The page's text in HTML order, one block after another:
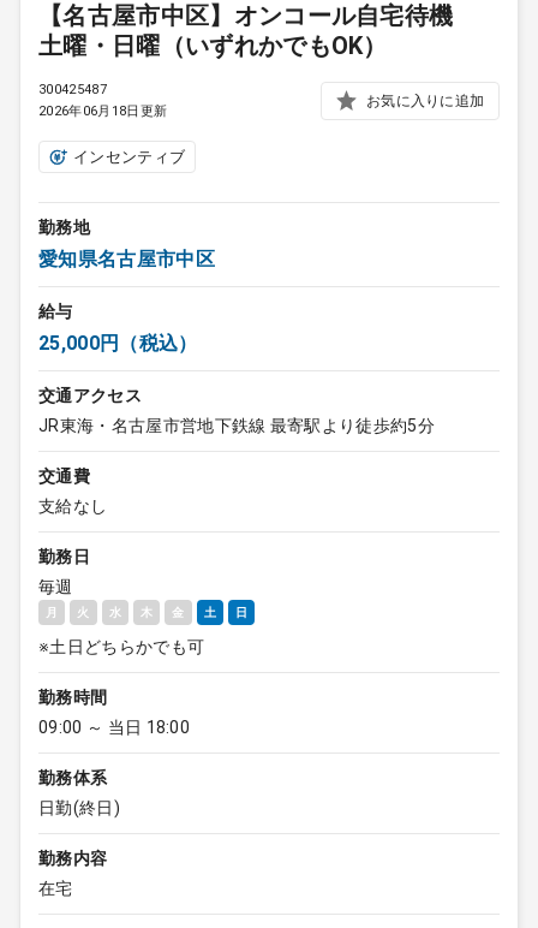
【名古屋市中区】オンコール自宅待機
土曜・日曜（いずれかでもOK）
300425487
2026年06月18日更新
お気に入りに追加
インセンティブ
勤務地
愛知県名古屋市中区
給与
25,000円（税込）
交通アクセス
JR東海・名古屋市営地下鉄線 最寄駅より徒歩約5分
交通費
支給なし
勤務日
毎週
月 火 水 木 金 土 日
※土日どちらかでも可
勤務時間
09:00 ～ 当日 18:00
勤務体系
日勤(終日)
勤務内容
在宅